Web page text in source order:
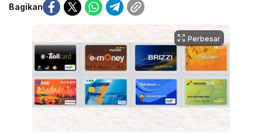
Bagikan
Perbesar